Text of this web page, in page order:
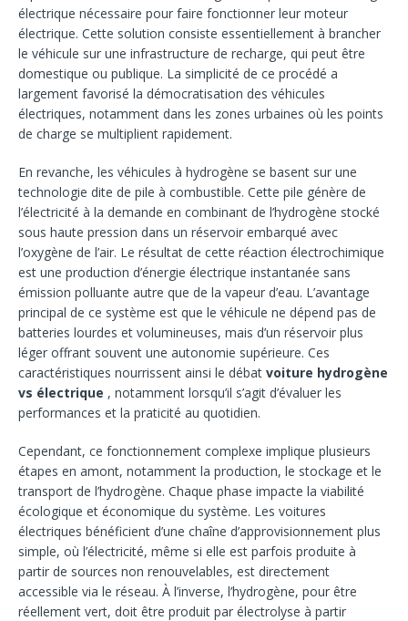
électrique nécessaire pour faire fonctionner leur moteur
électrique. Cette solution consiste essentiellement à brancher
le véhicule sur une infrastructure de recharge, qui peut être
domestique ou publique. La simplicité de ce procédé a
largement favorisé la démocratisation des véhicules
électriques, notamment dans les zones urbaines où les points
de charge se multiplient rapidement.
En revanche, les véhicules à hydrogène se basent sur une
technologie dite de pile à combustible. Cette pile génère de
l’électricité à la demande en combinant de l’hydrogène stocké
sous haute pression dans un réservoir embarqué avec
l’oxygène de l’air. Le résultat de cette réaction électrochimique
est une production d’énergie électrique instantanée sans
émission polluante autre que de la vapeur d’eau. L’avantage
principal de ce système est que le véhicule ne dépend pas de
batteries lourdes et volumineuses, mais d’un réservoir plus
léger offrant souvent une autonomie supérieure. Ces
caractéristiques nourrissent ainsi le débat voiture hydrogène
vs électrique , notamment lorsqu’il s’agit d’évaluer les
performances et la praticité au quotidien.
Cependant, ce fonctionnement complexe implique plusieurs
étapes en amont, notamment la production, le stockage et le
transport de l’hydrogène. Chaque phase impacte la viabilité
écologique et économique du système. Les voitures
électriques bénéficient d’une chaîne d’approvisionnement plus
simple, où l’électricité, même si elle est parfois produite à
partir de sources non renouvelables, est directement
accessible via le réseau. À l’inverse, l’hydrogène, pour être
réellement vert, doit être produit par électrolyse à partir